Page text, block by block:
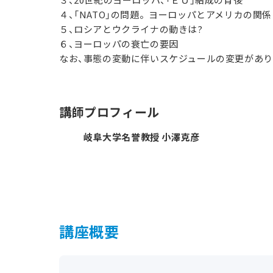
４、「NATO」の問題。ヨーロッパとアメリカの関係
５、ロシアとウクライナの動きは?
６、ヨーロッパの衰亡の要因
なお、事態の変動に伴いスケジュールの変更があり
講師プロフィール
岐阜大学名誉教授 小澤克彦
講座概要